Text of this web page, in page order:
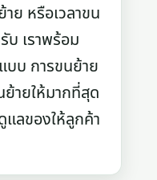
าย หรือเวลาขน
บ เราพร้อม
บบ การขนย้าย
ย้ายให้มากที่สุด
แลของให้ลูกค้า